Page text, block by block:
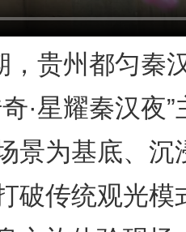
贵州都匀秦
·星耀秦汉夜”
景为基底、沉
破传统观光模